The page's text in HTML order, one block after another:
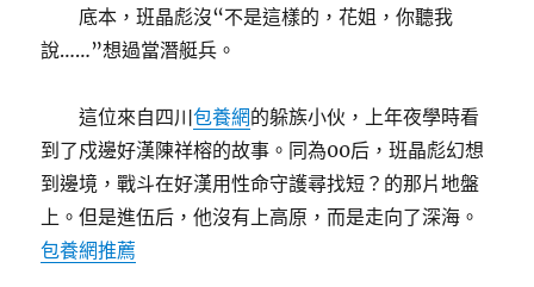
底本，班晶彪沒“不是這樣的，花姐，你聽我
說……”想過當潛艇兵。
這位來自四川包養網的躲族小伙，上年夜學時看
到了戍邊好漢陳祥榕的故事。同為00后，班晶彪幻想
到邊境，戰斗在好漢用性命守護尋找短？的那片地盤
上。但是進伍后，他沒有上高原，而是走向了深海。
包養網推薦